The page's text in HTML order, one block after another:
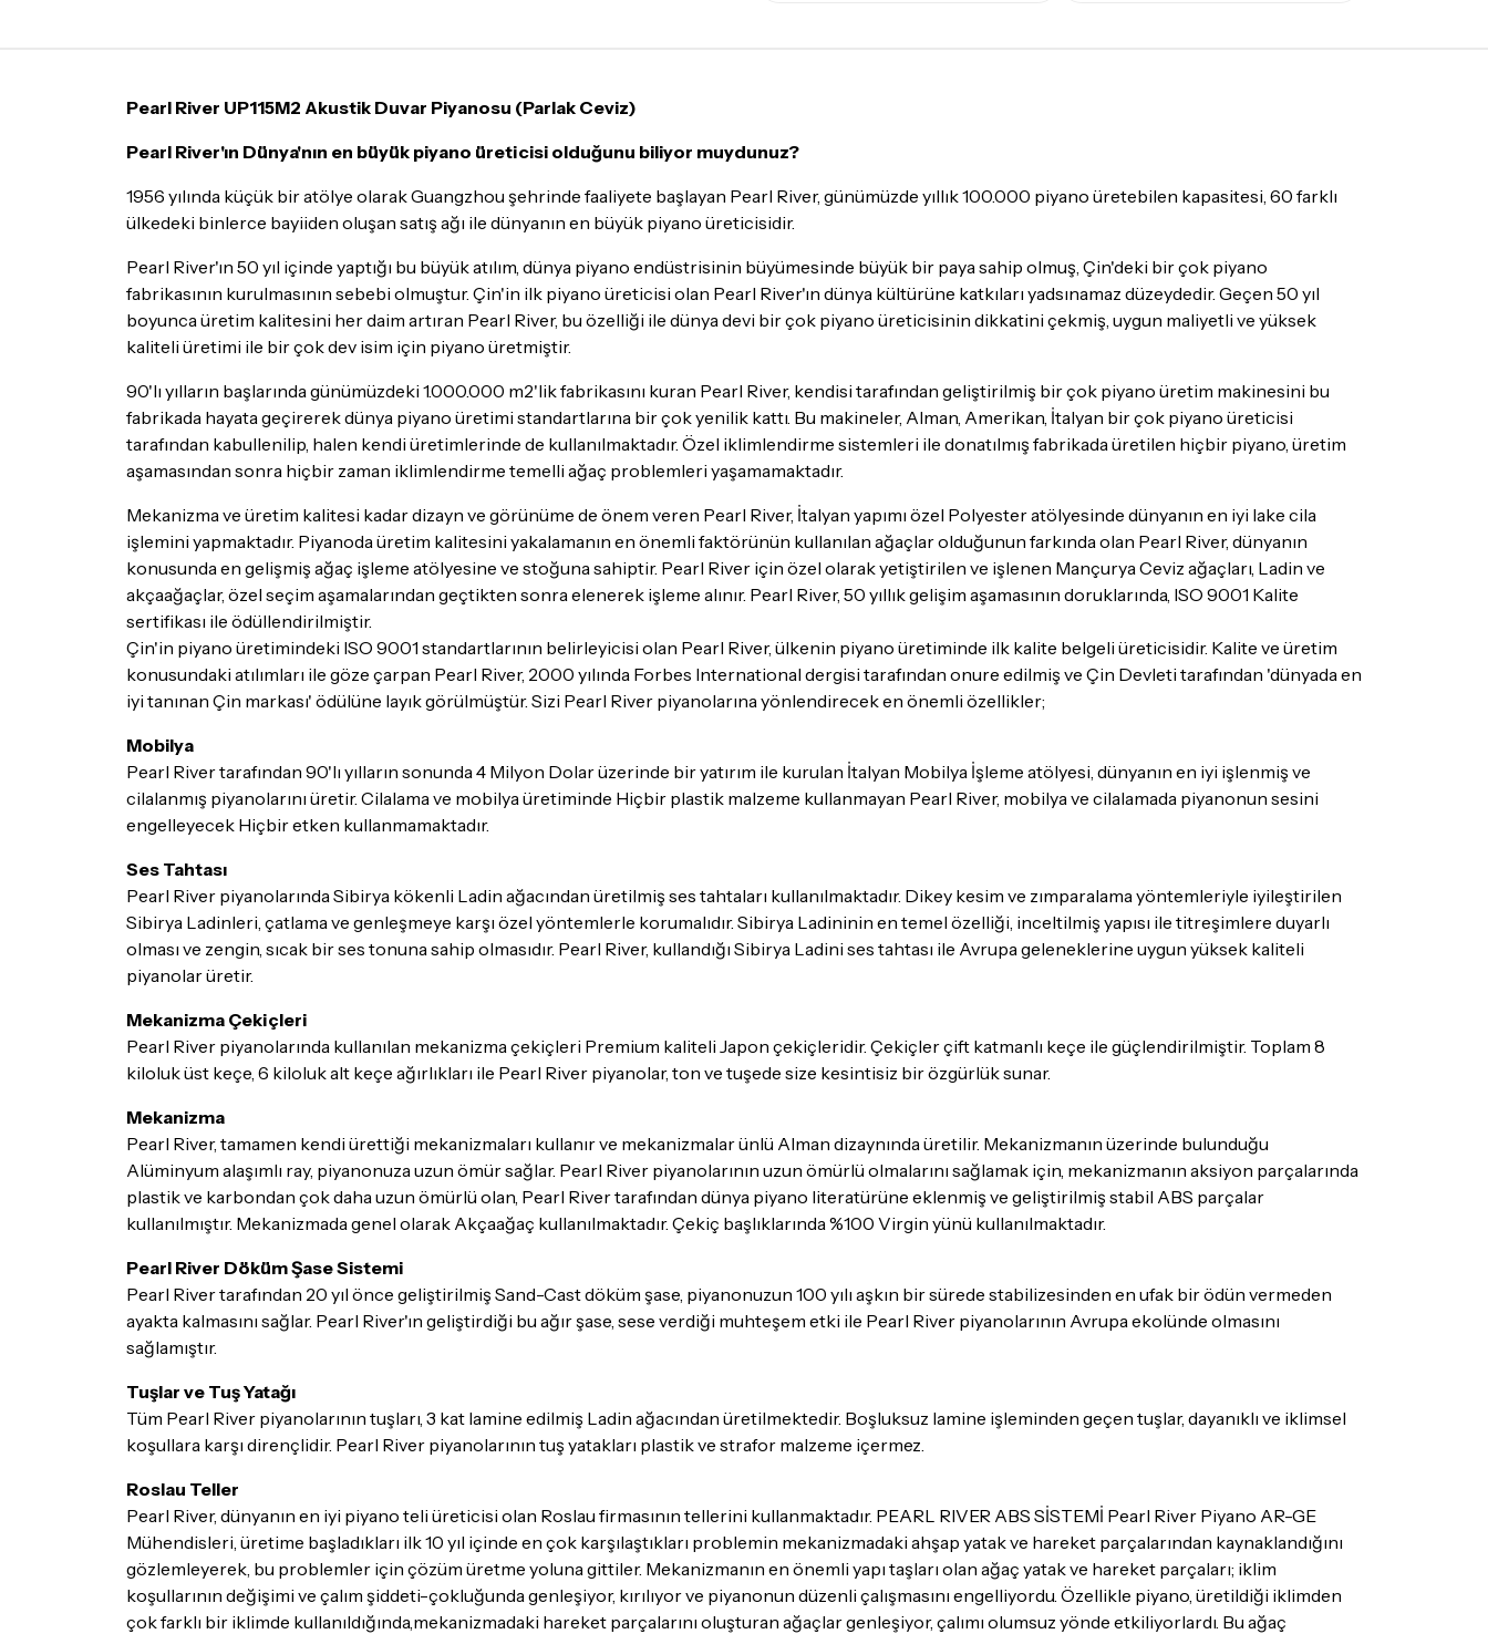
Seçtiğiniz ürünlerin tamamı
Detaylar için
İade Koşulları
Sitemiz üzerinden satın almış olduğunuz ürünleri, teslimat tarihinden
İadesi ve değişimi mümkün olmayan ürünler içintıklayınız.
İade ve değişimi talep edilecek ürünün ticari vasfını yitirmemiş olması,
ambalajının korunmuş, aksesuar ve tüm ürün içeriğinin eksiksiz olması
mutlakaDestek ekibimiz ile iletişime geçerek bilgi veriniz.
İade ve değişim koşulları, ürün kategorilerine göre farklılık gösterebilir.
Lütfen satın almadan önce ilgili ürünün iade/değişim şartlarını kontrol
ettiğinizden emin olun.
Detaylar içintıklayınız
Pearl River UP115M2 Akustik Duvar Piyanosu (Parlak Ceviz)
Pearl River'ın Dünya'nın en büyük piyano üreticisi olduğunu biliyor muydunuz?
1956 yılında küçük bir atölye olarak Guangzhou şehrinde faaliyete başlayan Pearl River, günümüzde yıllık 100.000 piyano üretebilen kapasitesi, 60 farklı
ülkedeki binlerce bayiiden oluşan satış ağı ile dünyanın en büyük piyano üreticisidir.
Pearl River'ın 50 yıl içinde yaptığı bu büyük atılım, dünya piyano endüstrisinin büyümesinde büyük bir paya sahip olmuş, Çin'deki bir çok piyano
fabrikasının kurulmasının sebebi olmuştur. Çin'in ilk piyano üreticisi olan Pearl River'ın dünya kültürüne katkıları yadsınamaz düzeydedir. Geçen 50 yıl
boyunca üretim kalitesini her daim artıran Pearl River, bu özelliği ile dünya devi bir çok piyano üreticisinin dikkatini çekmiş, uygun maliyetli ve yüksek
kaliteli üretimi ile bir çok dev isim için piyano üretmiştir.
90'lı yılların başlarında günümüzdeki 1.000.000 m2'lik fabrikasını kuran Pearl River, kendisi tarafından geliştirilmiş bir çok piyano üretim makinesini bu
fabrikada hayata geçirerek dünya piyano üretimi standartlarına bir çok yenilik kattı. Bu makineler, Alman, Amerikan, İtalyan bir çok piyano üreticisi
tarafından kabullenilip, halen kendi üretimlerinde de kullanılmaktadır. Özel iklimlendirme sistemleri ile donatılmış fabrikada üretilen hiçbir piyano, üretim
aşamasından sonra hiçbir zaman iklimlendirme temelli ağaç problemleri yaşamamaktadır.
Mekanizma ve üretim kalitesi kadar dizayn ve görünüme de önem veren Pearl River, İtalyan yapımı özel Polyester atölyesinde dünyanın en iyi lake cila
işlemini yapmaktadır. Piyanoda üretim kalitesini yakalamanın en önemli faktörünün kullanılan ağaçlar olduğunun farkında olan Pearl River, dünyanın
konusunda en gelişmiş ağaç işleme atölyesine ve stoğuna sahiptir. Pearl River için özel olarak yetiştirilen ve işlenen Mançurya Ceviz ağaçları, Ladin ve
akçaağaçlar, özel seçim aşamalarından geçtikten sonra elenerek işleme alınır. Pearl River, 50 yıllık gelişim aşamasının doruklarında, ISO 9001 Kalite
sertifikası ile ödüllendirilmiştir.
Çin'in piyano üretimindeki ISO 9001 standartlarının belirleyicisi olan Pearl River, ülkenin piyano üretiminde ilk kalite belgeli üreticisidir. Kalite ve üretim
konusundaki atılımları ile göze çarpan Pearl River, 2000 yılında Forbes International dergisi tarafından onure edilmiş ve Çin Devleti tarafından 'dünyada en
iyi tanınan Çin markası' ödülüne layık görülmüştür. Sizi Pearl River piyanolarına yönlendirecek en önemli özellikler;
Mobilya
Pearl River tarafından 90'lı yılların sonunda 4 Milyon Dolar üzerinde bir yatırım ile kurulan İtalyan Mobilya İşleme atölyesi, dünyanın en iyi işlenmiş ve
cilalanmış piyanolarını üretir. Cilalama ve mobilya üretiminde Hiçbir plastik malzeme kullanmayan Pearl River, mobilya ve cilalamada piyanonun sesini
engelleyecek Hiçbir etken kullanmamaktadır.
Ses Tahtası
Pearl River piyanolarında Sibirya kökenli Ladin ağacından üretilmiş ses tahtaları kullanılmaktadır. Dikey kesim ve zımparalama yöntemleriyle iyileştirilen
Sibirya Ladinleri, çatlama ve genleşmeye karşı özel yöntemlerle korumalıdır. Sibirya Ladininin en temel özelliği, inceltilmiş yapısı ile titreşimlere duyarlı
olması ve zengin, sıcak bir ses tonuna sahip olmasıdır. Pearl River, kullandığı Sibirya Ladini ses tahtası ile Avrupa geleneklerine uygun yüksek kaliteli
piyanolar üretir.
Mekanizma Çekiçleri
Pearl River piyanolarında kullanılan mekanizma çekiçleri Premium kaliteli Japon çekiçleridir. Çekiçler çift katmanlı keçe ile güçlendirilmiştir. Toplam 8
kiloluk üst keçe, 6 kiloluk alt keçe ağırlıkları ile Pearl River piyanolar, ton ve tuşede size kesintisiz bir özgürlük sunar.
Mekanizma
Pearl River, tamamen kendi ürettiği mekanizmaları kullanır ve mekanizmalar ünlü Alman dizaynında üretilir. Mekanizmanın üzerinde bulunduğu
Alüminyum alaşımlı ray, piyanonuza uzun ömür sağlar. Pearl River piyanolarının uzun ömürlü olmalarını sağlamak için, mekanizmanın aksiyon parçalarında
plastik ve karbondan çok daha uzun ömürlü olan, Pearl River tarafından dünya piyano literatürüne eklenmiş ve geliştirilmiş stabil ABS parçalar
kullanılmıştır. Mekanizmada genel olarak Akçaağaç kullanılmaktadır. Çekiç başlıklarında %100 Virgin yünü kullanılmaktadır.
Pearl River Döküm Şase Sistemi
Pearl River tarafından 20 yıl önce geliştirilmiş Sand-Cast döküm şase, piyanonuzun 100 yılı aşkın bir sürede stabilizesinden en ufak bir ödün vermeden
ayakta kalmasını sağlar. Pearl River'ın geliştirdiği bu ağır şase, sese verdiği muhteşem etki ile Pearl River piyanolarının Avrupa ekolünde olmasını
sağlamıştır.
Tuşlar ve Tuş Yatağı
Tüm Pearl River piyanolarının tuşları, 3 kat lamine edilmiş Ladin ağacından üretilmektedir. Boşluksuz lamine işleminden geçen tuşlar, dayanıklı ve iklimsel
koşullara karşı dirençlidir. Pearl River piyanolarının tuş yatakları plastik ve strafor malzeme içermez.
Roslau Teller
Pearl River, dünyanın en iyi piyano teli üreticisi olan Roslau firmasının tellerini kullanmaktadır. PEARL RIVER ABS SİSTEMİ Pearl River Piyano AR-GE
Mühendisleri, üretime başladıkları ilk 10 yıl içinde en çok karşılaştıkları problemin mekanizmadaki ahşap yatak ve hareket parçalarından kaynaklandığını
gözlemleyerek, bu problemler için çözüm üretme yoluna gittiler. Mekanizmanın en önemli yapı taşları olan ağaç yatak ve hareket parçaları; iklim
koşullarının değişimi ve çalım şiddeti-çokluğunda genleşiyor, kırılıyor ve piyanonun düzenli çalışmasını engelliyordu. Özellikle piyano, üretildiği iklimden
çok farklı bir iklimde kullanıldığında,mekanizmadaki hareket parçalarını oluşturan ağaçlar genleşiyor, çalımı olumsuz yönde etkiliyorlardı. Bu ağaç